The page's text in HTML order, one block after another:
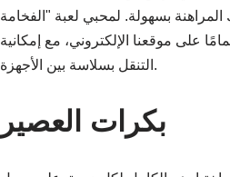
بسهولة. لمحبي لعبة "الفخامة
على موقعنا الإلكتروني، مع إمكانية
التنقل بسلاسة بين الأجهزة.
بكرات العصير